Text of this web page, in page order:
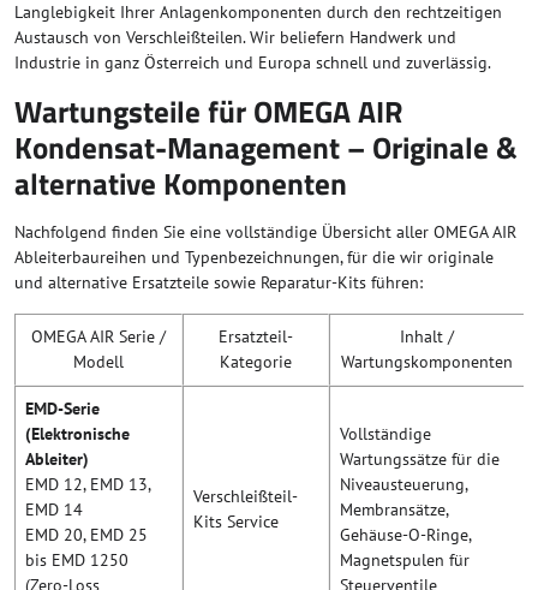
Langlebigkeit Ihrer Anlagenkomponenten durch den rechtzeitigen
Austausch von Verschleißteilen. Wir beliefern Handwerk und
Industrie in ganz Österreich und Europa schnell und zuverlässig.
Wartungsteile für OMEGA AIR
Kondensat-Management – Originale &
alternative Komponenten
Nachfolgend finden Sie eine vollständige Übersicht aller OMEGA AIR
Ableiterbaureihen und Typenbezeichnungen, für die wir originale
und alternative Ersatzteile sowie Reparatur-Kits führen:
OMEGA AIR Serie /
Modell
Ersatzteil-
Kategorie
Inhalt /
Wartungskomponenten
EMD-Serie
(Elektronische
Ableiter)
EMD 12, EMD 13,
EMD 14
EMD 20, EMD 25
bis EMD 1250
(Zero-Loss
Verschleißteil-
Kits Service
Vollständige
Wartungssätze für die
Niveausteuerung,
Membransätze,
Gehäuse-O-Ringe,
Magnetspulen für
Steuerventile